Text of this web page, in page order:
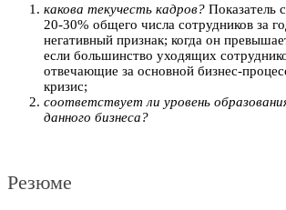
какова текучесть кадров? Показатель
20-30% общего числа сотрудников за
негативный признак; когда он
если большинство уходящих
отвечающие за основной бизнес-
кризис;
соответствует ли уровень
данного бизнеса?
Резюме